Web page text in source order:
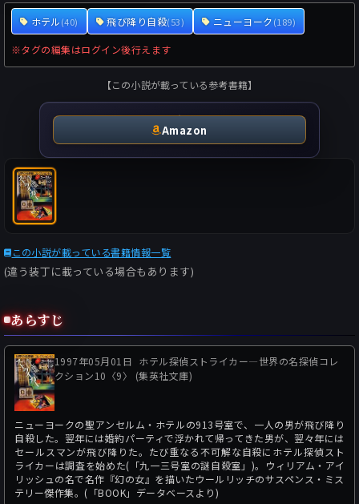
ホテル(40) 飛び降り自殺(53) ニューヨーク(189)
※タグの編集はログイン後行えます
【この小説が載っている参考書籍】
Amazon
この小説が載っている書籍情報一覧
(違う装丁に載っている場合もあります)
あらすじ
1997年05月01日 ホテル探偵ストライカー―世界の名探偵コレ
クション10〈9〉 (集英社文庫)
ニューヨークの聖アンセルム・ホテルの913号室で、一人の男が飛び降り
自殺した。翌年には婚約パーティで浮かれて帰ってきた男が、翌々年には
セールスマンが飛び降りた。たび重なる不可解な自殺にホテル探偵スト
ライカーは調査を始めた(「九一三号室の謎自殺室」)。ウィリアム・アイ
リッシュの名で名作『幻の女』を描いたウールリッチのサスペンス・ミス
テリー傑作集。(「BOOK」データベースより)